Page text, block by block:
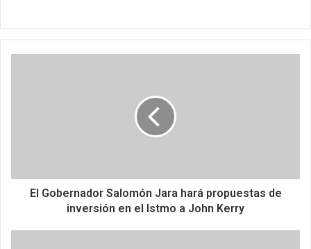
El Gobernador Salomón Jara hará propuestas de
inversión en el Istmo a John Kerry